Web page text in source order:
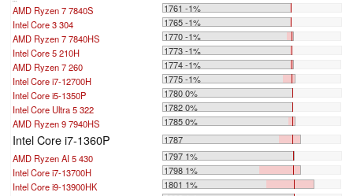
AMD Ryzen 7 7840S
1761 -1%
Intel Core 3 304
1765 -1%
AMD Ryzen 7 7840HS
1770 -1%
Intel Core 5 210H
1773 -1%
AMD Ryzen 7 260
1774 -1%
Intel Core i7-12700H
1775 -1%
Intel Core i5-1350P
1780 0%
Intel Core Ultra 5 322
1782 0%
AMD Ryzen 9 7940HS
1785 0%
Intel Core i7-1360P
1787
AMD Ryzen AI 5 430
1797 1%
Intel Core i7-13700H
1798 1%
Intel Core i9-13900HK
1801 1%